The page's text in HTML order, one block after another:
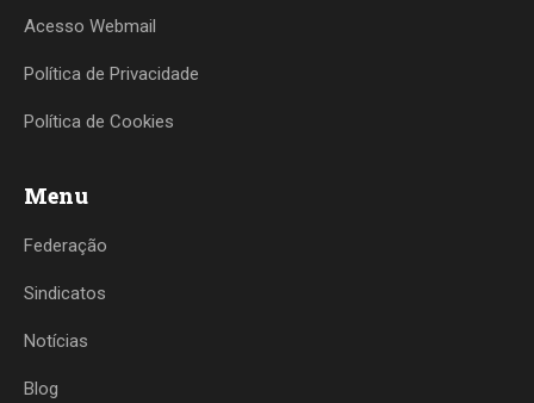
Acesso Webmail
Política de Privacidade
Política de Cookies
Menu
Federação
Sindicatos
Notícias
Blog